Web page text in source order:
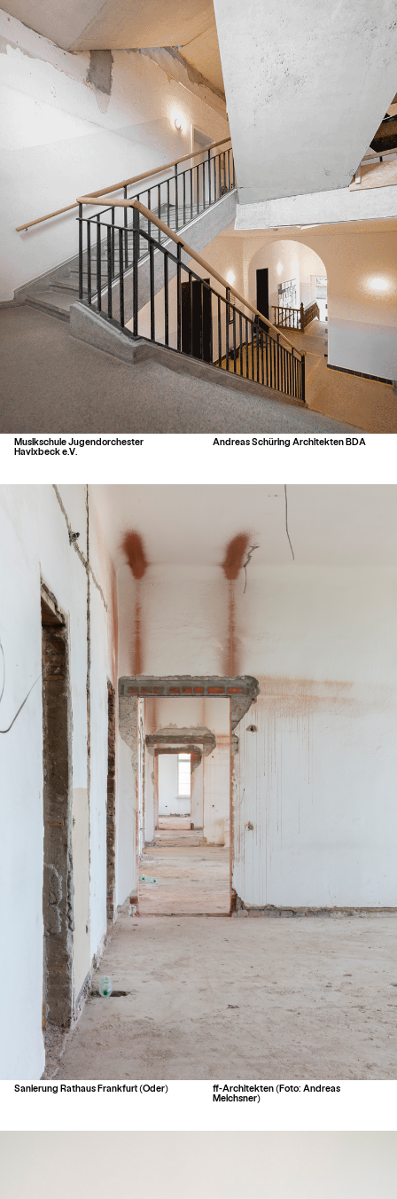
Musikschule Jugendorchester
Havixbeck e.V.
Andreas Schüring Architekten BDA
Sanierung Rathaus Frankfurt (Oder)
ff-Architekten (Foto: Andreas
Meichsner)